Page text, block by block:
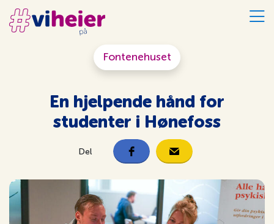
Fontenehuset
En hjelpende hånd for
studenter i Hønefoss
Del